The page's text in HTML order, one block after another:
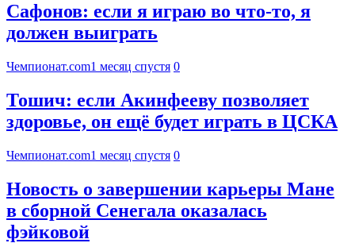
Сафонов: если я играю во что-то, я
должен выиграть
Чемпионат.com1 месяц спустя 0
Тошич: если Акинфееву позволяет
здоровье, он ещё будет играть в ЦСКА
Чемпионат.com1 месяц спустя 0
Новость о завершении карьеры Мане
в сборной Сенегала оказалась
фэйковой